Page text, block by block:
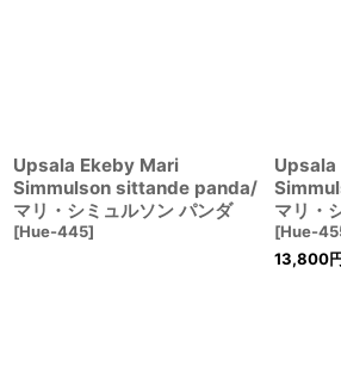
Upsala Ekeby Mari
Simmulson sittande panda/
マリ・シミュルソン パンダ
[Hue-445]
マリ・
[Hue-
13,800